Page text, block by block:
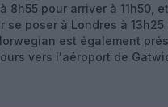
8h55 pour arriver à 11h50,
se poser à Londres à 13h25
est également
vers l'aéroport de